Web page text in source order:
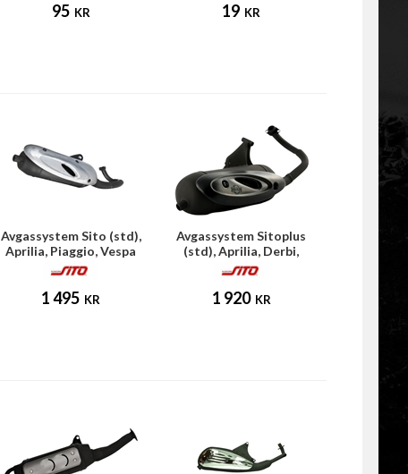
95 KR 19 KR
Avgassystem Sito (std),
Aprilia, Piaggio, Vespa
1 495 KR
Avgassystem Sitoplus
(std), Aprilia, Derbi,
Piaggio
1 920 KR